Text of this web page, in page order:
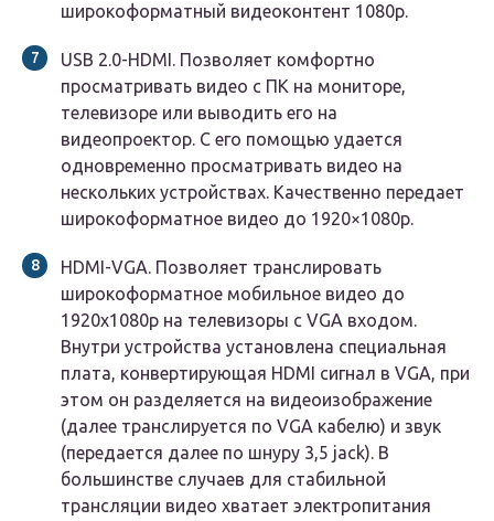
широкоформатный видеоконтент 1080р.
USB 2.0-HDMI. Позволяет комфортно
просматривать видео с ПК на мониторе,
телевизоре или выводить его на
видеопроектор. С его помощью удается
одновременно просматривать видео на
нескольких устройствах. Качественно передает
широкоформатное видео до 1920×1080р.
HDMI-VGA. Позволяет транслировать
широкоформатное мобильное видео до
1920х1080р на телевизоры с VGA входом.
Внутри устройства установлена специальная
плата, конвертирующая HDMI сигнал в VGA, при
этом он разделяется на видеоизображение
(далее транслируется по VGA кабелю) и звук
(передается далее по шнуру 3,5 jack). В
большинстве случаев для стабильной
трансляции видео хватает электропитания